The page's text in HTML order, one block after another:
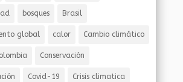
bosques Brasil
global calor Cambio climático
Conservación
Covid-19 Crisis climatica